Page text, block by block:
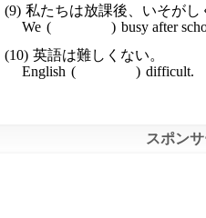
私たちは放課後、いそがし
We
busy after
英語は難しくない。
English
difficult.